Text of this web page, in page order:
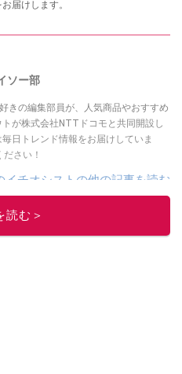
届けします。
ソー部
好きの編集部員が、人気商品やおすすめ
が株式会社NTTドコモと共同開設し
日トレンド情報をお届けしていま
ださい！
イチオシストの他の記事を読む
読む＞